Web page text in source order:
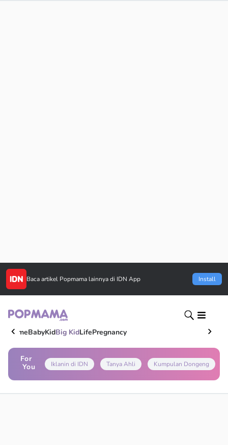
Baca artikel Popmama lainnya di IDN App Install
HomeBabyKidBig KidLifePregnancy
For
You
Iklanin di IDN Tanya Ahli Kumpulan Dongeng